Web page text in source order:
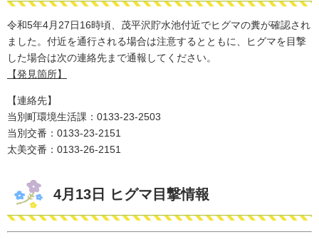
令和5年4月27日16時頃、茂平沢貯水池付近でヒグマの糞が確認され
ました。付近を通行される場合は注意するとともに、ヒグマを目撃
した場合は次の連絡先まで通報してください。
【発見箇所】
【連絡先】
当別町環境生活課：0133-23-2503
​当別交番：0133-23-2151
太美交番：0133-26-2151
4月13日 ヒグマ目撃情報